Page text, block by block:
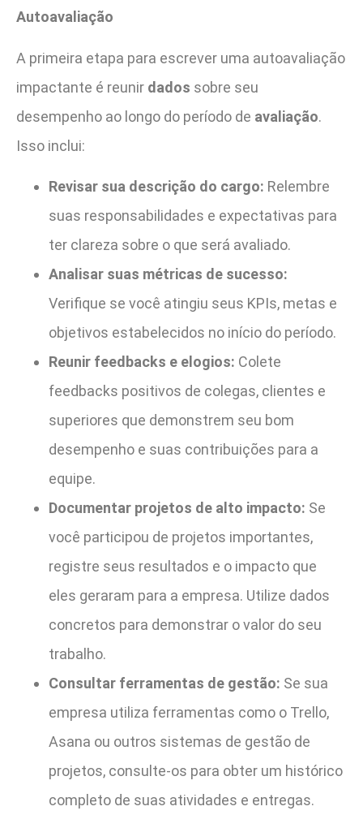
Autoavaliação
A primeira etapa para escrever uma autoavaliação
impactante é reunir dados sobre seu
desempenho ao longo do período de avaliação.
Isso inclui:
Revisar sua descrição do cargo: Relembre
suas responsabilidades e expectativas para
ter clareza sobre o que será avaliado.
Analisar suas métricas de sucesso:
Verifique se você atingiu seus KPIs, metas e
objetivos estabelecidos no início do período.
Reunir feedbacks e elogios: Colete
feedbacks positivos de colegas, clientes e
superiores que demonstrem seu bom
desempenho e suas contribuições para a
equipe.
Documentar projetos de alto impacto: Se
você participou de projetos importantes,
registre seus resultados e o impacto que
eles geraram para a empresa. Utilize dados
concretos para demonstrar o valor do seu
trabalho.
Consultar ferramentas de gestão: Se sua
empresa utiliza ferramentas como o Trello,
Asana ou outros sistemas de gestão de
projetos, consulte-os para obter um histórico
completo de suas atividades e entregas.